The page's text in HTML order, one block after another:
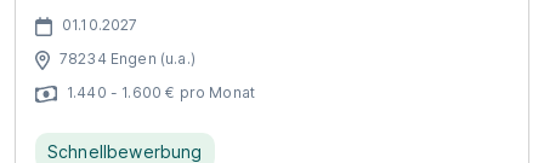
01.10.2027
78234 Engen (u.a.)
1.440 - 1.600 € pro Monat
Schnellbewerbung